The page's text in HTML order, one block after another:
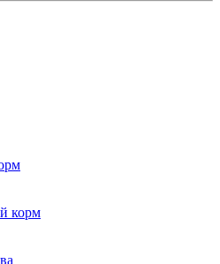
корм